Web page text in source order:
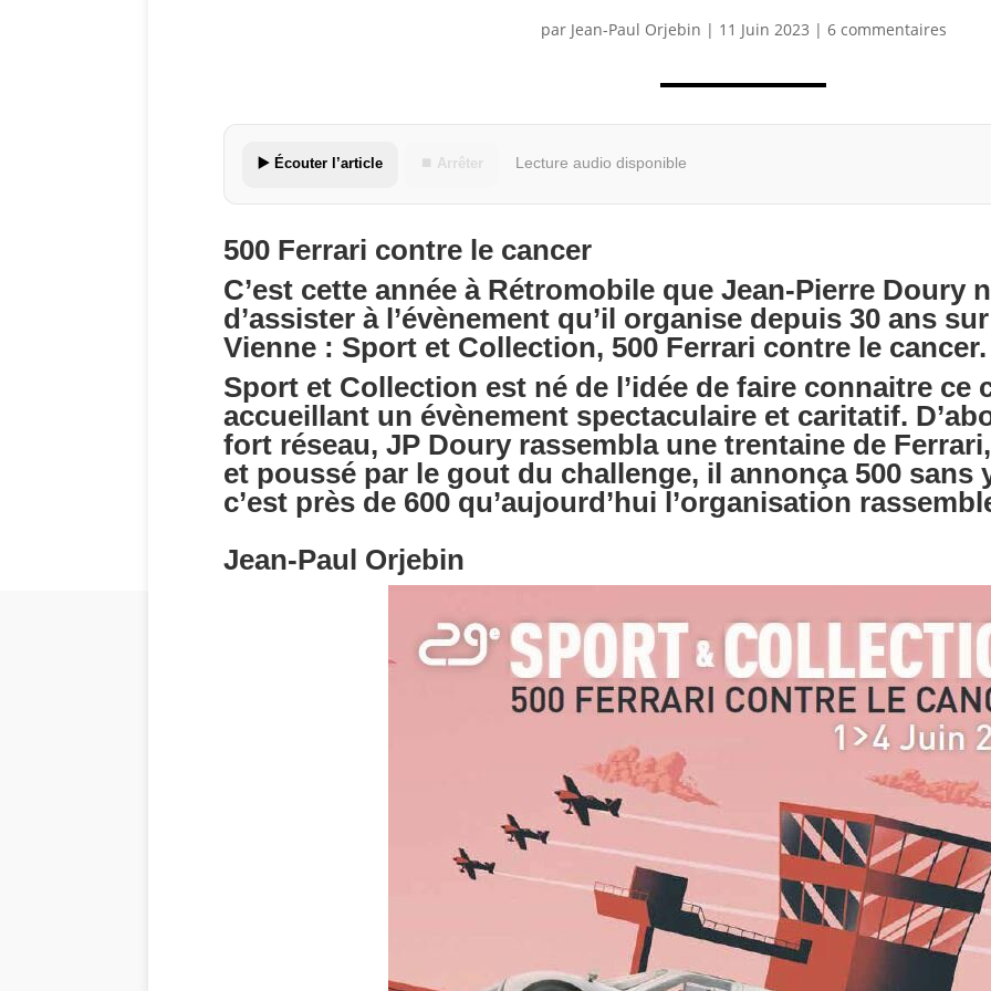
par Jean-Paul Orjebin | 11 Juin 2023 | 6 commentaires
▶️ Écouter l’article ⏹ Arrêter Lecture audio disponible
500 Ferrari contre le cancer
C’est cette année à Rétromobile que Jean-Pierre Doury
d’assister à l’évènement qu’il organise depuis 30 ans
Vienne : Sport et Collection, 500 Ferrari contre le
Sport et Collection est né de l’idée de faire connaitre ce
accueillant un évènement spectaculaire et caritatif.
fort réseau, JP Doury rassembla une trentaine de
et poussé par le gout du challenge, il annonça 500 sans
c’est près de 600 qu’aujourd’hui l’organisation
Jean-Paul Orjebin